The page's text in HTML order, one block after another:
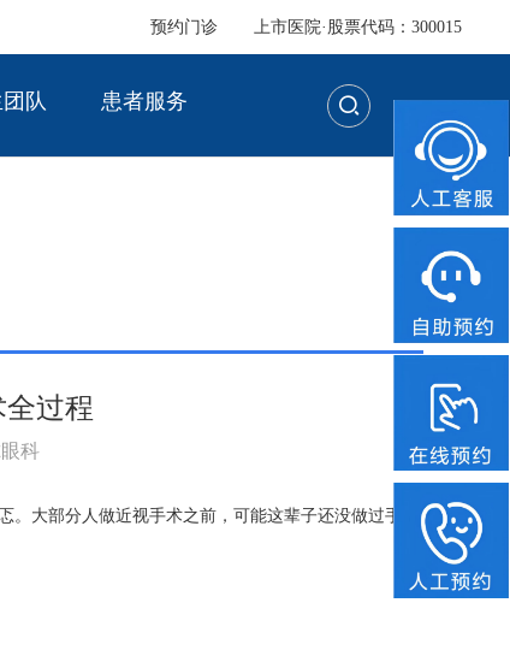
预约门诊 上市医院·股票代码：300015
队 患者服务
过程
科
大部分人做近视手术之前，可能这辈子还没做过手